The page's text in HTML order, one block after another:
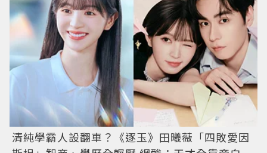
清純學霸人設翻車？《逐玉》田曦薇「四敗愛因